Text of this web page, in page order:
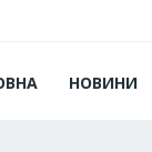
НОВИНИ